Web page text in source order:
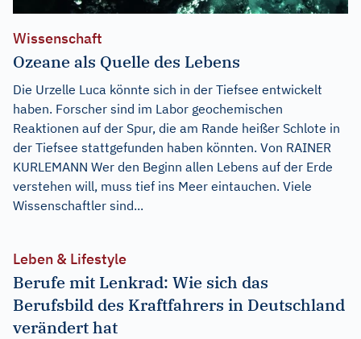
Wissenschaft
Ozeane als Quelle des Lebens
Die Urzelle Luca könnte sich in der Tiefsee entwickelt
haben. Forscher sind im Labor geochemischen
Reaktionen auf der Spur, die am Rande heißer Schlote in
der Tiefsee stattgefunden haben könnten. Von RAINER
KURLEMANN Wer den Beginn allen Lebens auf der Erde
verstehen will, muss tief ins Meer eintauchen. Viele
Wissenschaftler sind...
Leben & Lifestyle
Berufe mit Lenkrad: Wie sich das
Berufsbild des Kraftfahrers in Deutschland
verändert hat